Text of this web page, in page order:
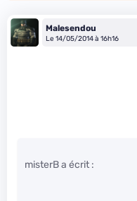
Malesendou
Le 14/05/2014 à 16h16
misterB a écrit :